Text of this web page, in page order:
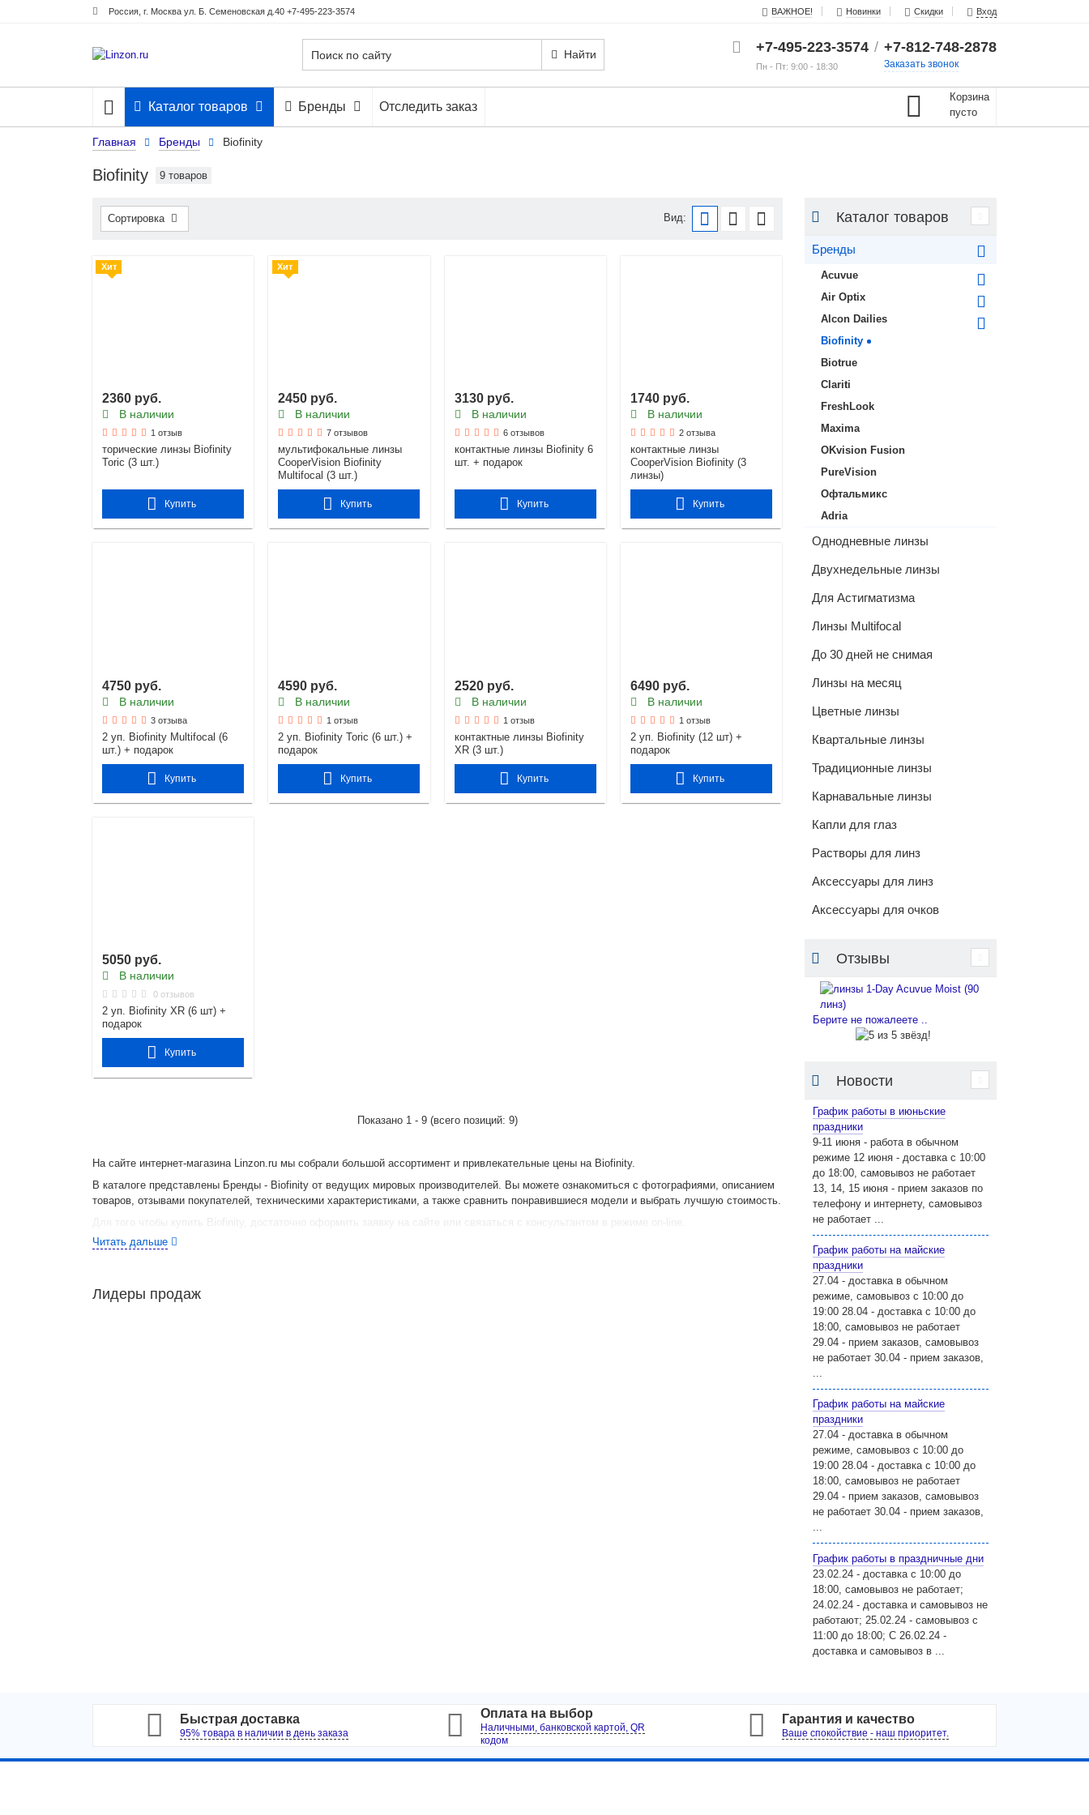
Россия, г. Москва ул. Б. Семеновская д.40 +7-495-223-3574 ВАЖНОЕ! Новинки Скидки Вход
+7-495-223-3574
Пн - Пт: 9:00 - 18:30
/ +7-812-748-2878
Заказать звонок
Найти
Каталог товаров Бренды Отследить заказ
Корзина
пусто
Главная Бренды Biofinity
Biofinity 9 товаров
Сортировка Вид:
Хит
2360 руб.
В наличии
1 отзыв
торические линзы Biofinity
Toric (3 шт.)
Купить
Хит
2450 руб.
В наличии
7 отзывов
мультифокальные линзы
CooperVision Biofinity
Multifocal (3 шт.)
Купить
3130 руб.
В наличии
6 отзывов
контактные линзы Biofinity 6
шт. + подарок
Купить
1740 руб.
В наличии
2 отзыва
контактные линзы
CooperVision Biofinity (3
линзы)
Купить
4750 руб.
В наличии
3 отзыва
2 уп. Biofinity Multifocal (6
шт.) + подарок
Купить
4590 руб.
В наличии
1 отзыв
2 уп. Biofinity Toric (6 шт.) +
подарок
Купить
2520 руб.
В наличии
1 отзыв
контактные линзы Biofinity
XR (3 шт.)
Купить
6490 руб.
В наличии
1 отзыв
2 уп. Biofinity (12 шт) +
подарок
Купить
5050 руб.
В наличии
0 отзывов
2 уп. Biofinity XR (6 шт) +
подарок
Купить
Показано 1 - 9(всего позиций: 9)
На сайте интернет-магазина Linzon.ru мы собрали большой ассортимент и привлекательные цены на Biofinity.
В каталоге представлены Бренды - Biofinity от ведущих мировых производителей. Вы можете ознакомиться с фотографиями, описанием
товаров, отзывами покупателей, техническими характеристиками, а также сравнить понравившиеся модели и выбрать лучшую стоимость.
Для того чтобы купить Biofinity, достаточно оформить заявку на сайте или связаться с консультантом в режиме on-line.
Читать дальше
Лидеры продаж
Каталог товаров
Бренды
Acuvue
Air Optix
Alcon Dailies
Biofinity
Biotrue
Clariti
FreshLook
Maxima
OKvision Fusion
PureVision
Офтальмикс
Adria
Однодневные линзы
Двухнедельные линзы
Для Астигматизма
Линзы Multifocal
До 30 дней не снимая
Линзы на месяц
Цветные линзы
Квартальные линзы
Традиционные линзы
Карнавальные линзы
Капли для глаз
Растворы для линз
Аксессуары для линз
Аксессуары для очков
Отзывы
Берите не пожалеете ..
Новости
График работы в июньские
праздники
9-11 июня - работа в обычном
режиме 12 июня - доставка с 10:00
до 18:00, самовывоз не работает
13, 14, 15 июня - прием заказов по
телефону и интернету, самовывоз
не работает ...
График работы на майские
праздники
27.04 - доставка в обычном
режиме, самовывоз с 10:00 до
19:00 28.04 - доставка с 10:00 до
18:00, самовывоз не работает
29.04 - прием заказов, самовывоз
не работает 30.04 - прием заказов,
...
График работы на майские
праздники
27.04 - доставка в обычном
режиме, самовывоз с 10:00 до
19:00 28.04 - доставка с 10:00 до
18:00, самовывоз не работает
29.04 - прием заказов, самовывоз
не работает 30.04 - прием заказов,
...
График работы в праздничные дни
23.02.24 - доставка с 10:00 до
18:00, самовывоз не работает;
24.02.24 - доставка и самовывоз не
работают; 25.02.24 - самовывоз с
11:00 до 18:00; С 26.02.24 -
доставка и самовывоз в ...
Быстрая доставка
95% товара в наличии в день заказа
Оплата на выбор
Наличными, банковской картой, QR
кодом
Гарантия и качество
Ваше спокойствие - наш приоритет.